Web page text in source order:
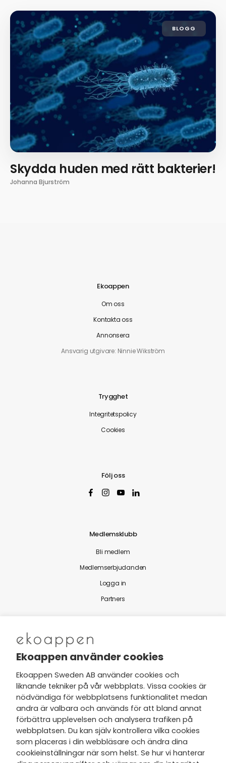
BLOGG
Skydda huden med rätt bakterier!
Johanna Bjurström
Ekoappen
Om oss
Kontakta oss
Annonsera
Ansvarig utgivare: Ninnie Wikström
Trygghet
Integritetspolicy
Cookies
Följ oss
Medlemsklubb
Bli medlem
Medlemserbjudanden
Logga in
Partners
Nytt från Ekoappen
Jag har tagit del av Ekoappens
personuppgifts- och
integritetspolicyoch tar gärna del
av nyheter, hälsotips och exklusiva
erbjudanden via min e-post.
Ekoappen använder cookies
Ekoappen Sweden AB använder cookies och
liknande tekniker på vår webbplats. Vissa cookies är
nödvändiga för webbplatsens funktionalitet medan
andra är valbara och används för att bland annat
förbättra upplevelsen och analysera trafiken på
webbplatsen. Du kan själv kontrollera vilka cookies
som placeras i din webbläsare och ändra dina
cookieinställningar när som helst. Se hur vi hanterar